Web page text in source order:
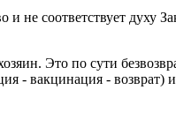
не соответствует духу
Это по сути
- вакцинация - возврат)